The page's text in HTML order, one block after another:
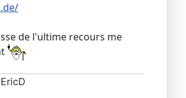
de l'ultime recours me